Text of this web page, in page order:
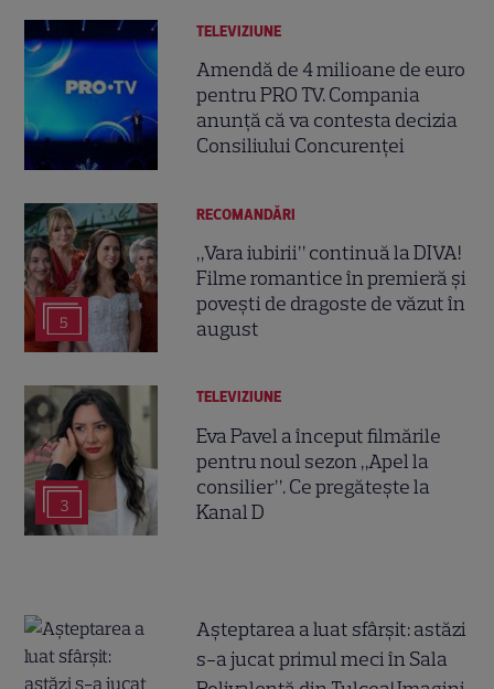
TELEVIZIUNE
Amendă de 4 milioane de euro
pentru PRO TV. Compania
anunță că va contesta decizia
Consiliului Concurenței
5
RECOMANDĂRI
„Vara iubirii” continuă la DIVA!
Filme romantice în premieră și
povești de dragoste de văzut în
august
3
TELEVIZIUNE
Eva Pavel a început filmările
pentru noul sezon „Apel la
consilier”. Ce pregătește la
Kanal D
Așteptarea a luat sfârșit: astăzi
s-a jucat primul meci în Sala